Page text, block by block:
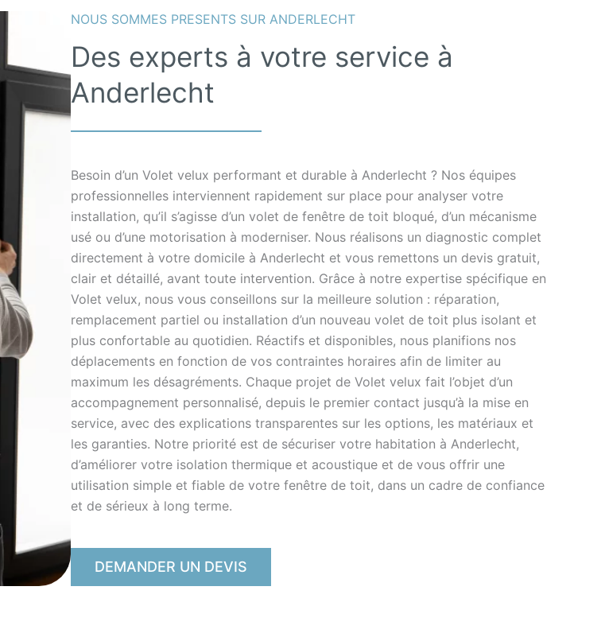
NOUS SOMMES PRESENTS SUR ANDERLECHT
Des experts à votre service à
Anderlecht
Besoin d’un Volet velux performant et durable à Anderlecht ? Nos équipes
professionnelles interviennent rapidement sur place pour analyser votre
installation, qu’il s’agisse d’un volet de fenêtre de toit bloqué, d’un mécanisme
usé ou d’une motorisation à moderniser. Nous réalisons un diagnostic complet
directement à votre domicile à Anderlecht et vous remettons un devis gratuit,
clair et détaillé, avant toute intervention. Grâce à notre expertise spécifique en
Volet velux, nous vous conseillons sur la meilleure solution : réparation,
remplacement partiel ou installation d’un nouveau volet de toit plus isolant et
plus confortable au quotidien. Réactifs et disponibles, nous planifions nos
déplacements en fonction de vos contraintes horaires afin de limiter au
maximum les désagréments. Chaque projet de Volet velux fait l’objet d’un
accompagnement personnalisé, depuis le premier contact jusqu’à la mise en
service, avec des explications transparentes sur les options, les matériaux et
les garanties. Notre priorité est de sécuriser votre habitation à Anderlecht,
d’améliorer votre isolation thermique et acoustique et de vous offrir une
utilisation simple et fiable de votre fenêtre de toit, dans un cadre de confiance
et de sérieux à long terme.
DEMANDER UN DEVIS